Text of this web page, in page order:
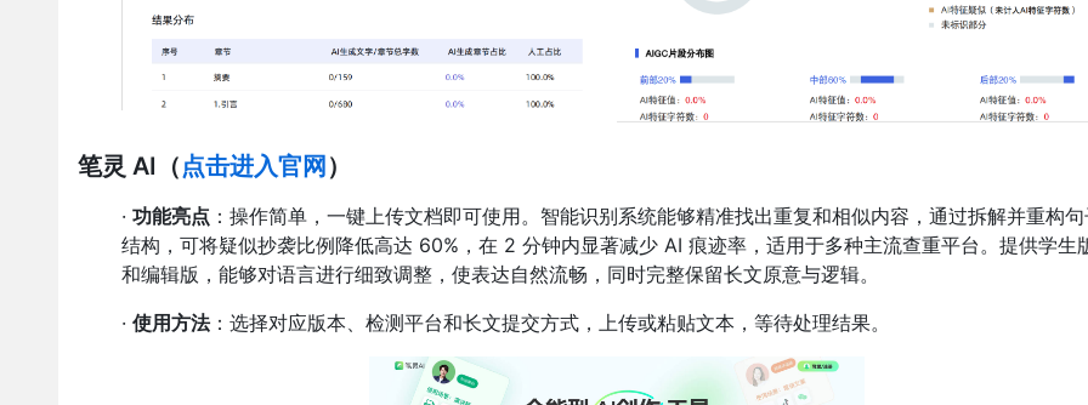
笔灵 AI （点击进入官网 ）
· 功能亮点 ：操作简单，一键上传文档即可使用。智能识别系统能够精准找出重复和相似内容，通过拆解并重构
结构，可将疑似抄袭比例降低高达 60%，在 2 分钟内显著减少 AI 痕迹率，适用于多种主流查重平台。提供学生
和编辑版，能够对语言进行细致调整，使表达自然流畅，同时完整保留长文原意与逻辑。
· 使用方法：选择对应版本、检测平台和长文提交方式，上传或粘贴文本，等待处理结果。